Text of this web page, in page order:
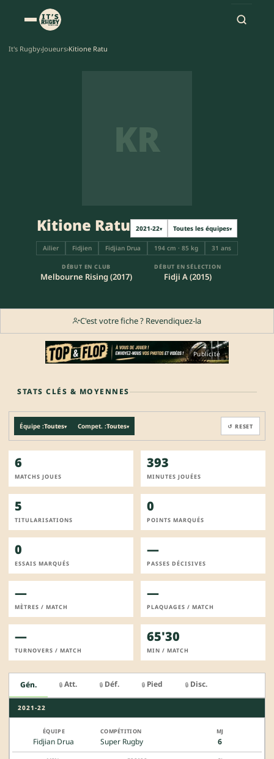
It's Rugby›Joueurs›Kitione Ratu
KR
Kitione Ratu 2021-22▾ Toutes les équipes▾
Ailier Fidjien Fidjian Drua 194 cm · 85 kg 31 ans
DÉBUT EN CLUB
Melbourne Rising (2017)
DÉBUT EN SÉLECTION
Fidji A (2015)
C'est votre fiche ? Revendiquez-la
Publicité
STATS CLÉS & MOYENNES
Équipe :Toutes▾ Compet. :Toutes▾ ↺ RESET
6
MATCHS JOUES
393
MINUTES JOUÉES
5
TITULARISATIONS
0
POINTS MARQUÉS
0
ESSAIS MARQUÉS
—
PASSES DÉCISIVES
—
MÈTRES / MATCH
—
PLAQUAGES / MATCH
—
TURNOVERS / MATCH
65'30
MIN / MATCH
Gén. 🔒 Att. 🔒 Déf. 🔒 Pied 🔒 Disc.
2021-22
Fidjian Drua Super Rugby 6